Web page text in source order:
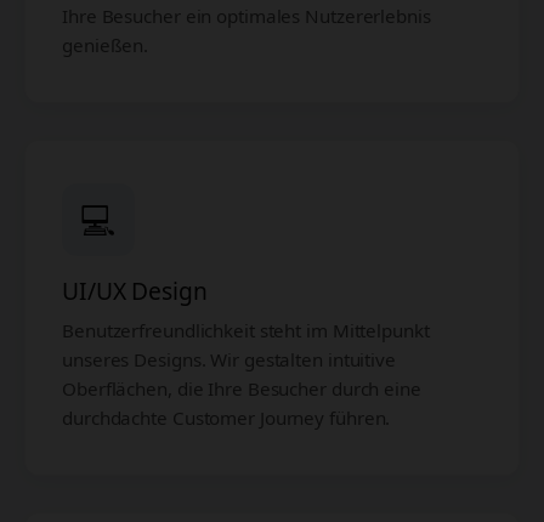
Ihre Besucher ein optimales Nutzererlebnis
genießen.
💻
UI/UX Design
Benutzerfreundlichkeit steht im Mittelpunkt
unseres Designs. Wir gestalten intuitive
Oberflächen, die Ihre Besucher durch eine
durchdachte Customer Journey führen.